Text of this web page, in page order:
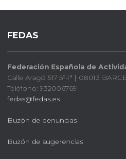
FEDAS
Federación Española de
Calle Aragó 517 5º-1ª | 08013
Teléfono: 932006769
fedas@fedas.es
Buzón de denuncias
Buzón de sugerencias